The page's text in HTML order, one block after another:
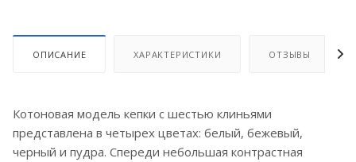
ОПИСАНИЕ ХАРАКТЕРИСТИКИ ОТЗЫВЫ
Котоновая модель кепки с шестью клиньями
представлена в четырех цветах: белый, бежевый,
черный и пудра. Спереди небольшая контрастная